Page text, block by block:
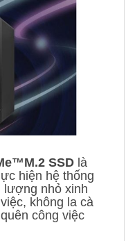
SSD là
hiện hệ thống
lượng nhỏ xinh
không la cà
công việc